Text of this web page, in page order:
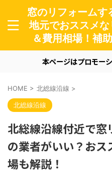
窓のリフォームす
地元でおススメ
＆費用相場！補
本ページはプロモー
HOME > 北総線沿線 >
北総線沿線
北総線沿線付近で窓
の業者がいい？お
場も解説！